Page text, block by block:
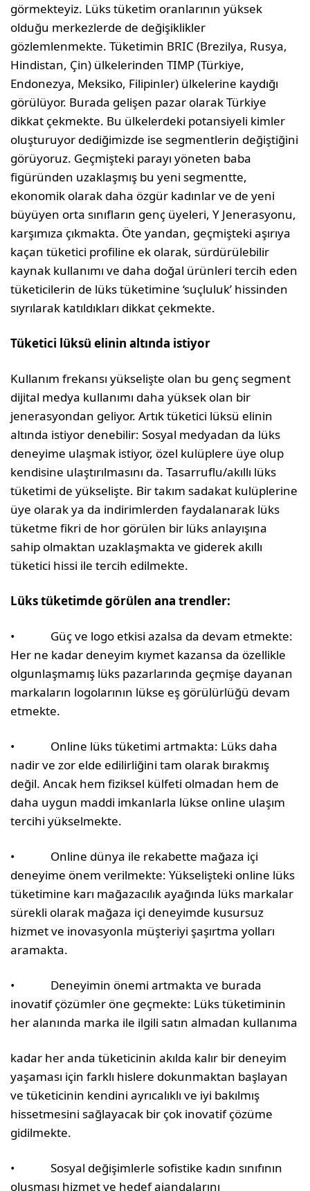
görmekteyiz. Lüks tüketim oranlarının yüksek
olduğu merkezlerde de değişiklikler
gözlemlenmekte. Tüketimin BRIC (Brezilya, Rusya,
Hindistan, Çin) ülkelerinden TIMP (Türkiye,
Endonezya, Meksiko, Filipinler) ülkelerine kaydığı
görülüyor. Burada gelişen pazar olarak Türkiye
dikkat çekmekte. Bu ülkelerdeki potansiyeli kimler
oluşturuyor dediğimizde ise segmentlerin değiştiğini
görüyoruz. Geçmişteki parayı yöneten baba
figüründen uzaklaşmış bu yeni segmentte,
ekonomik olarak daha özgür kadınlar ve de yeni
büyüyen orta sınıfların genç üyeleri, Y Jenerasyonu,
karşımıza çıkmakta. Öte yandan, geçmişteki aşırıya
kaçan tüketici profiline ek olarak, sürdürülebilir
kaynak kullanımı ve daha doğal ürünleri tercih eden
tüketicilerin de lüks tüketimine ‘suçluluk’ hissinden
sıyrılarak katıldıkları dikkat çekmekte.
Tüketici lüksü elinin altında istiyor
Kullanım frekansı yükselişte olan bu genç segment
dijital medya kullanımı daha yüksek olan bir
jenerasyondan geliyor. Artık tüketici lüksü elinin
altında istiyor denebilir: Sosyal medyadan da lüks
deneyime ulaşmak istiyor, özel kulüplere üye olup
kendisine ulaştırılmasını da. Tasarruflu/akıllı lüks
tüketimi de yükselişte. Bir takım sadakat kulüplerine
üye olarak ya da indirimlerden faydalanarak lüks
tüketme fikri de hor görülen bir lüks anlayışına
sahip olmaktan uzaklaşmakta ve giderek akıllı
tüketici hissi ile tercih edilmekte.
Lüks tüketimde görülen ana trendler:
• Güç ve logo etkisi azalsa da devam etmekte:
Her ne kadar deneyim kıymet kazansa da özellikle
olgunlaşmamış lüks pazarlarında geçmişe dayanan
markaların logolarının lükse eş görülürlüğü devam
etmekte.
• Online lüks tüketimi artmakta: Lüks daha
nadir ve zor elde edilirliğini tam olarak bırakmış
değil. Ancak hem fiziksel külfeti olmadan hem de
daha uygun maddi imkanlarla lükse online ulaşım
tercihi yükselmekte.
• Online dünya ile rekabette mağaza içi
deneyime önem verilmekte: Yükselişteki online lüks
tüketimine karı mağazacılık ayağında lüks markalar
sürekli olarak mağaza içi deneyimde kusursuz
hizmet ve inovasyonla müşteriyi şaşırtma yolları
aramakta.
• Deneyimin önemi artmakta ve burada
inovatif çözümler öne geçmekte: Lüks tüketiminin
her alanında marka ile ilgili satın almadan kullanıma
kadar her anda tüketicinin akılda kalır bir deneyim
yaşaması için farklı hislere dokunmaktan başlayan
ve tüketicinin kendini ayrıcalıklı ve iyi bakılmış
hissetmesini sağlayacak bir çok inovatif çözüme
gidilmekte.
• Sosyal değişimlerle sofistike kadın sınıfının
oluşması hizmet ve hedef ajandalarını